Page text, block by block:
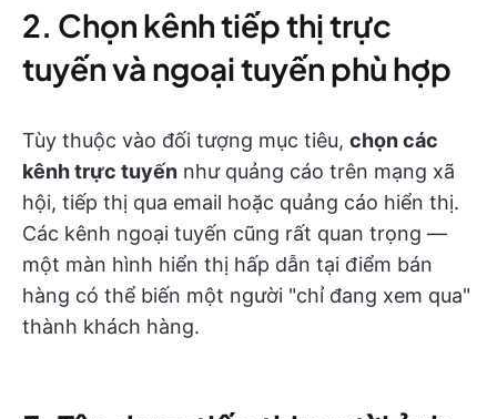
2. Chọn kênh tiếp thị trực
tuyến và ngoại tuyến phù hợp
Tùy thuộc vào đối tượng mục tiêu, chọn các
kênh trực tuyến như quảng cáo trên mạng xã
hội, tiếp thị qua email hoặc quảng cáo hiển thị.
Các kênh ngoại tuyến cũng rất quan trọng —
một màn hình hiển thị hấp dẫn tại điểm bán
hàng có thể biến một người "chỉ đang xem qua"
thành khách hàng.